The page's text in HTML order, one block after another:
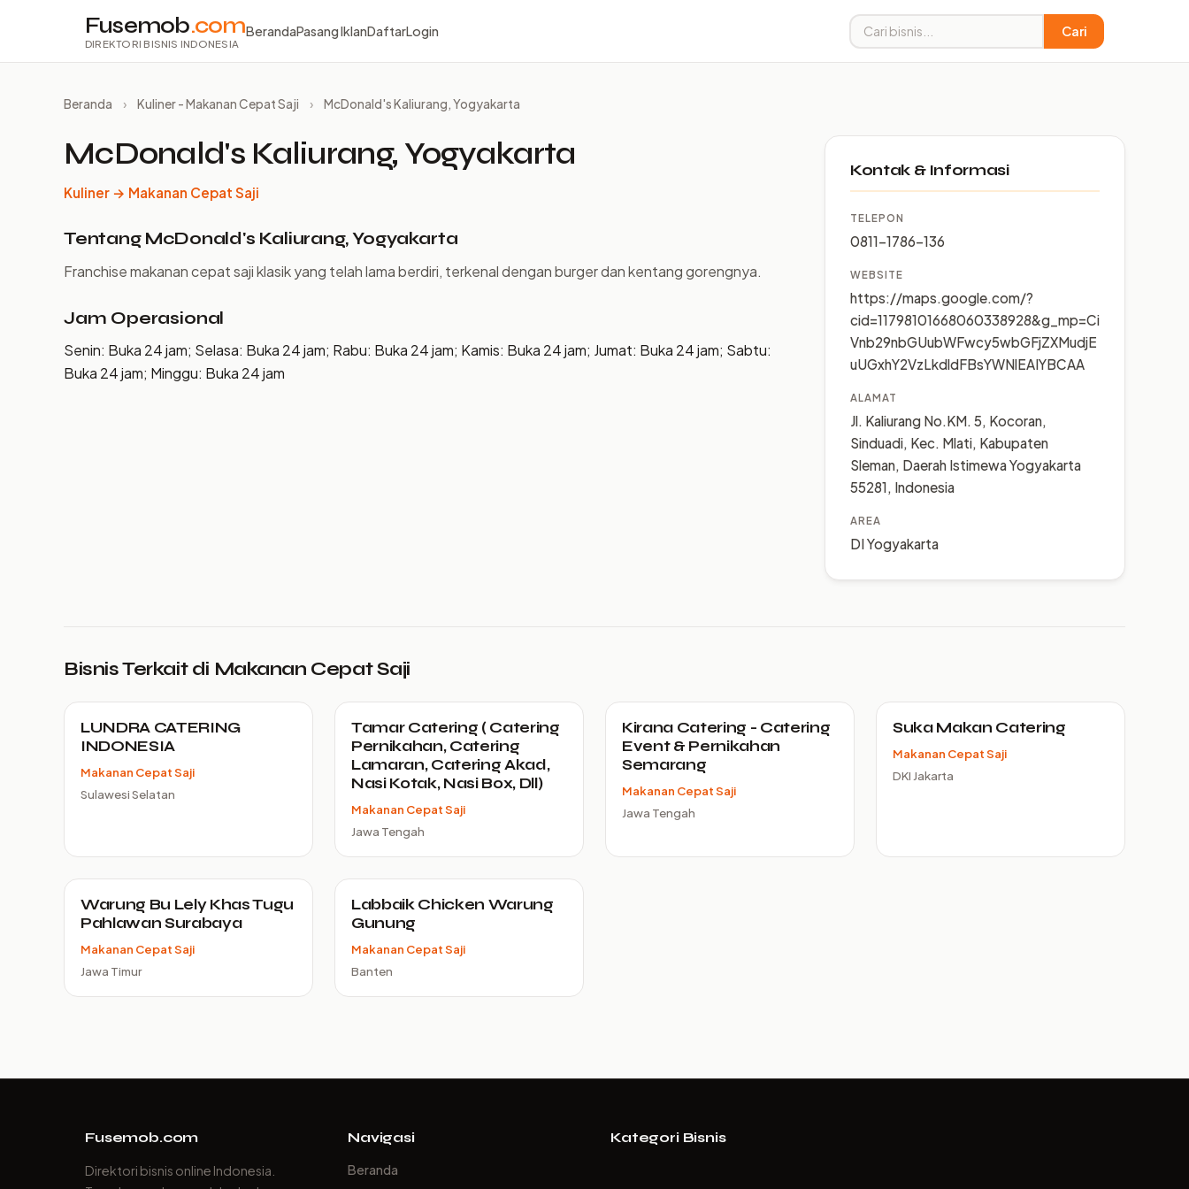
Fusemob.com
DIREKTORI BISNIS INDONESIA
BerandaPasang IklanDaftarLogin Cari
Beranda › Kuliner - Makanan Cepat Saji › McDonald's Kaliurang, Yogyakarta
McDonald's Kaliurang, Yogyakarta
Kuliner → Makanan Cepat Saji
Tentang McDonald's Kaliurang, Yogyakarta
Franchise makanan cepat saji klasik yang telah lama berdiri, terkenal dengan burger dan kentang gorengnya.
Jam Operasional
Senin: Buka 24 jam; Selasa: Buka 24 jam; Rabu: Buka 24 jam; Kamis: Buka 24 jam; Jumat: Buka 24 jam; Sabtu:
Buka 24 jam; Minggu: Buka 24 jam
Kontak & Informasi
TELEPON
0811-1786-136
WEBSITE
https://maps.google.com/?
cid=11798101668060338928&g_mp=Ci
Vnb29nbGUubWFwcy5wbGFjZXMudjE
uUGxhY2VzLkdldFBsYWNlEAIYBCAA
ALAMAT
Jl. Kaliurang No.KM. 5, Kocoran,
Sinduadi, Kec. Mlati, Kabupaten
Sleman, Daerah Istimewa Yogyakarta
55281, Indonesia
AREA
DI Yogyakarta
Bisnis Terkait di Makanan Cepat Saji
LUNDRA CATERING
INDONESIA
Makanan Cepat Saji
Sulawesi Selatan
Tamar Catering ( Catering
Pernikahan, Catering
Lamaran, Catering Akad,
Nasi Kotak, Nasi Box, Dll)
Makanan Cepat Saji
Jawa Tengah
Kirana Catering - Catering
Event & Pernikahan
Semarang
Makanan Cepat Saji
Jawa Tengah
Suka Makan Catering
Makanan Cepat Saji
DKI Jakarta
Warung Bu Lely Khas Tugu
Pahlawan Surabaya
Makanan Cepat Saji
Jawa Timur
Labbaik Chicken Warung
Gunung
Makanan Cepat Saji
Banten
Fusemob.com
Direktori bisnis online Indonesia.
Navigasi
Beranda
Kategori Bisnis